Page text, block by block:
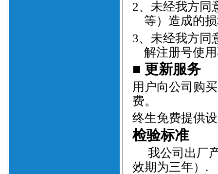
2、 未经我方同
等）造成的
3、 未经我方同
解注册号使
■ 更新服务
用户向公司购
费。
终生免费提供
检验标准
我公司出厂
效期为三年） .